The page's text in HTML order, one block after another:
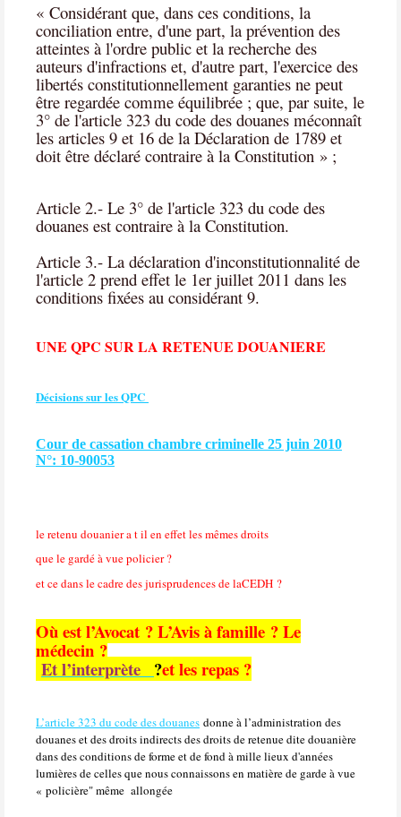
« Considérant que, dans ces conditions, la
conciliation entre, d'une part, la prévention des
atteintes à l'ordre public et la recherche des
auteurs d'infractions et, d'autre part, l'exercice des
libertés constitutionnellement garanties ne peut
être regardée comme équilibrée ; que, par suite, le
3° de l'article 323 du code des douanes méconnaît
les articles 9 et 16 de la Déclaration de 1789 et
doit être déclaré contraire à la Constitution » ;
Article 2.- Le 3° de l'article 323 du code des
douanes est contraire à la Constitution.
Article 3.- La déclaration d'inconstitutionnalité de
l'article 2 prend effet le 1er juillet 2011 dans les
conditions fixées au considérant 9.
UNE QPC SUR LA RETENUE DOUANIERE
Décisions sur les QPC
Cour de cassation chambre criminelle 25 juin 2010
N°: 10-90053
le retenu douanier a t il en effet les mêmes droits
que le gardé à vue policier ?
et ce dans le cadre des jurisprudences de laCEDH ?
Où est l’Avocat ? L’Avis à famille ? Le
médecin ?
Et l’interprète ?et les repas ?
L’article 323 du code des douanes donne à l’administration des
douanes et des droits indirects des droits de retenue dite douanière
dans des conditions de forme et de fond à mille lieux d'années
lumières de celles que nous connaissons en matière de garde à vue
« policière" même allongée